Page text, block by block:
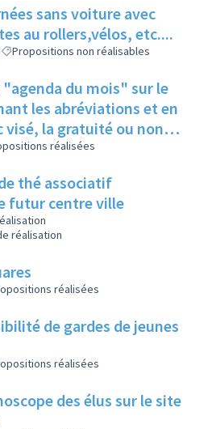
sans voiture avec
au rollers,vélos, etc....
Propositions non réalisables
du mois" sur le
les abréviations et en
la gratuité ou non et
pour l'article
réalisées
thé associatif
futur centre ville
réalisation
réalisées
de gardes de jeunes
réalisées
des élus sur le site